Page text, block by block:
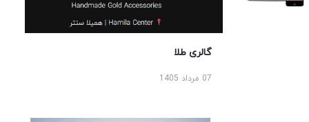
گالری طلا
07 مرداد 1405